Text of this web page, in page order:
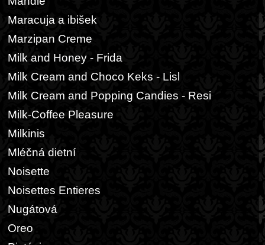
Maracuja a ibišek
Marzipan Creme
Milk and Honey - Frida
Milk Cream and Choco Keks - Lisl
Milk Cream and Popping Candies - Resi
Milk-Coffee Pleasure
Milkinis
Mléčná dietní
Noisette
Noisettes Entieres
Nugátová
Oreo